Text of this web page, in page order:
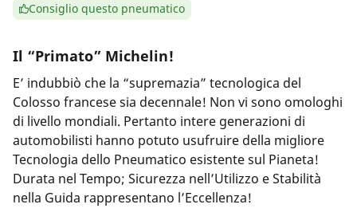
Consiglio questo pneumatico
Il “Primato” Michelin!
E’ indubbiò che la “supremazia” tecnologica del
Colosso francese sia decennale! Non vi sono omologhi
di livello mondiali. Pertanto intere generazioni di
automobilisti hanno potuto usufruire della migliore
Tecnologia dello Pneumatico esistente sul Pianeta!
Durata nel Tempo; Sicurezza nell’Utilizzo e Stabilità
nella Guida rappresentano l’Eccellenza!